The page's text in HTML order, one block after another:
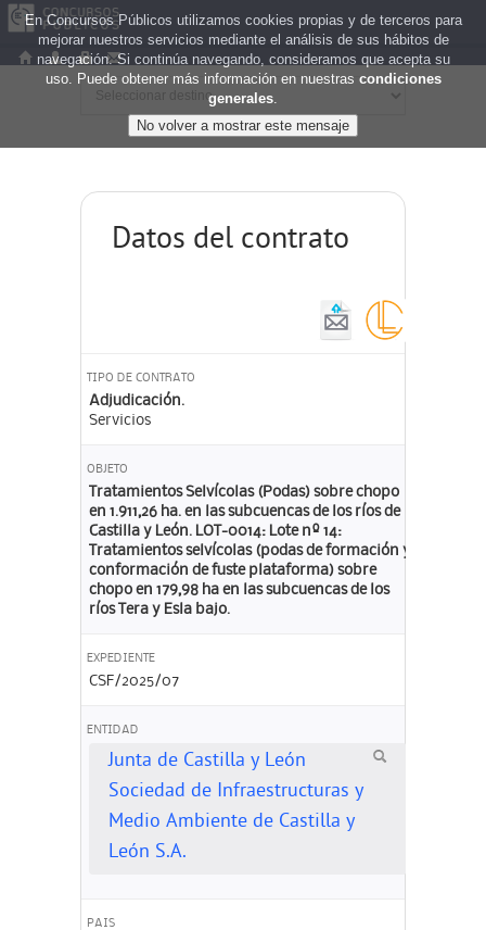
Datos del contrato
TIPO DE CONTRATO
Adjudicación.
Servicios
OBJETO
Tratamientos Selvícolas (Podas) sobre chopo
en 1.911,26 ha. en las subcuencas de los ríos de
Castilla y León. LOT-0014: Lote nº 14:
Tratamientos selvícolas (podas de formación y
conformación de fuste plataforma) sobre
chopo en 179,98 ha en las subcuencas de los
ríos Tera y Esla bajo.
EXPEDIENTE
CSF/2025/07
ENTIDAD
Junta de Castilla y León
Sociedad de Infraestructuras y
Medio Ambiente de Castilla y
León S.A.
PAIS
En Concursos Públicos utilizamos cookies propias y de terceros para
mejorar nuestros servicios mediante el análisis de sus hábitos de
navegación. Si continúa navegando, consideramos que acepta su
uso. Puede obtener más información en nuestras condiciones
generales.